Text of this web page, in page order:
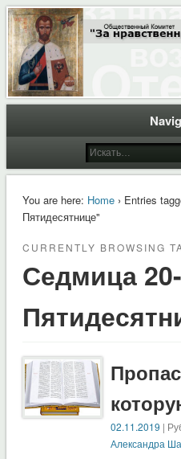
Moral.Ru
Общественный Комитет "За
You are here: Home› Entries
Пятидесятнице"
CURRENTLY BROWSING
Седмица
02.11.2019 |
Александра